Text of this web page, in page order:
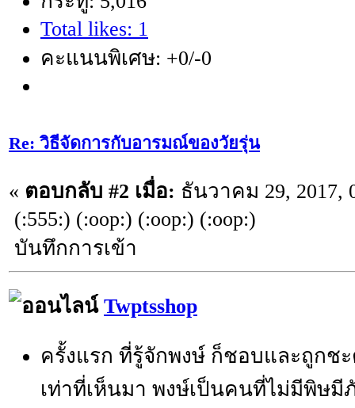
Total likes: 1
คะแนนพิเศษ: +0/-0
Re: วิธีจัดการกับอารมณ์ของวัยรุ่น
« ตอบกลับ #2 เมื่อ: ธันวาคม 29, 2017,
(:555:) (:oop:) (:oop:) (:oop:)
บันทึกการเข้า
Twptsshop
ครั้งแรก ที่รู้จักพงษ์ ก็ชอบและถูกช
เท่าที่เห็นมา พงษ์เป็นคนที่ไม่มีพิษมี